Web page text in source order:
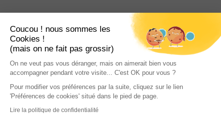
Coucou ! nous sommes les
Cookies !
(mais on ne fait pas grossir)
On ne veut pas vous déranger, mais on aimerait bien vous
accompagner pendant votre visite... C'est OK pour vous ?
Pour modifier vos préférences par la suite, cliquez sur le lien
'Préférences de cookies' situé dans le pied de page.
Lire la politique de confidentialité